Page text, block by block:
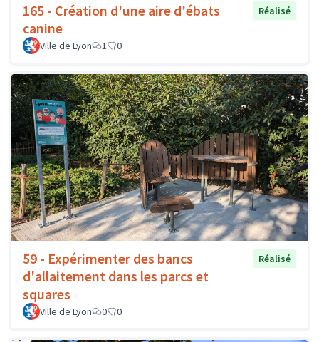
165 - Création d'une aire d'ébats
canine
Réalisé
Ville de Lyon 1 0
59 - Expérimenter des bancs
d'allaitement dans les parcs et
squares
Réalisé
Ville de Lyon 0 0